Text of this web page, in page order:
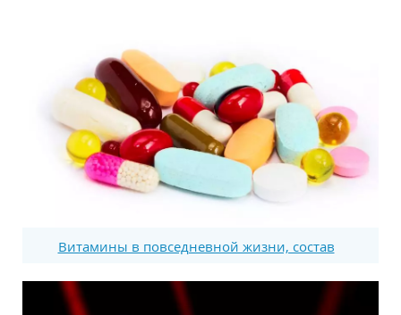
Витамины в повседневной жизни, состав